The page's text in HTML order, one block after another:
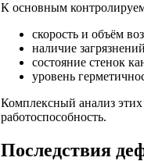
К основным
скорость и объём
наличие
состояние стенок
уровень
Комплексный анализ этих
работоспособность.
Последствия